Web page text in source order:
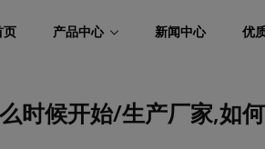
页 产品中心 新闻中心 优
时候开始/生产厂家,如